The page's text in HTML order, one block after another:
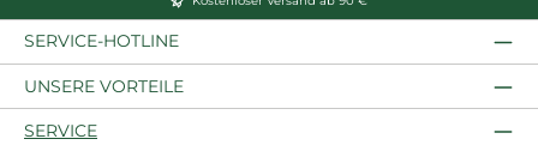
SERVICE-HOTLINE
UNSERE VORTEILE
SERVICE